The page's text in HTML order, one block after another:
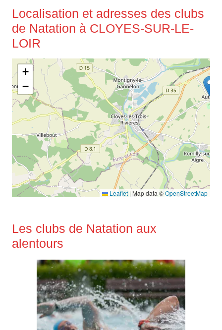
Localisation et adresses des clubs
de Natation à CLOYES-SUR-LE-
LOIR
+
−
Leaflet | Map data ©OpenStreetMap
Les clubs de Natation aux
alentours